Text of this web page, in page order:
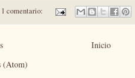
1 comentario:
Inicio
(Atom)